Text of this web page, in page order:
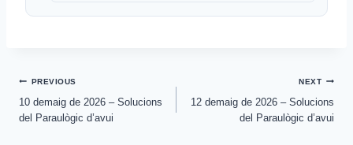
Post
navigation
PREVIOUS
10 demaig de 2026 – Solucions
del Paraulògic d’avui
NEXT
12 demaig de 2026 – Solucions
del Paraulògic d’avui